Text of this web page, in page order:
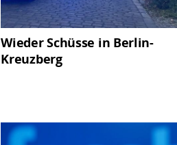
Wieder Schüsse in Berlin-
Kreuzberg